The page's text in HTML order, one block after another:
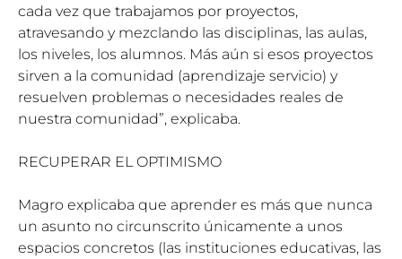
cada vez que trabajamos por proyectos,
atravesando y mezclando las disciplinas, las aulas,
los niveles, los alumnos. Más aún si esos proyectos
sirven a la comunidad (aprendizaje servicio) y
resuelven problemas o necesidades reales de
nuestra comunidad”, explicaba.
RECUPERAR EL OPTIMISMO
Magro explicaba que aprender es más que nunca
un asunto no circunscrito únicamente a unos
espacios concretos (las instituciones educativas, las